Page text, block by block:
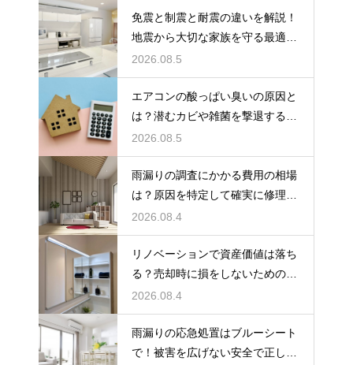
免震と制震と耐震の違いを解説！
地震から大切な家族を守る最適な
住宅の構造
2026.08.5
エアコンの酸っぱい臭いの原因と
は？潜むカビや雑菌を撃退するお
手入れ術
2026.08.5
雨漏りの調査にかかる費用の相場
は？原因を特定して確実に修理す
るプロの技
2026.08.4
リノベーションで資産価値は落ち
る？売却時に損をしないための重
要な注意点
2026.08.4
雨漏りの応急処置はブルーシート
で！被害を広げない安全で正しい